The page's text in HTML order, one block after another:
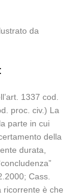
da
1337 cod.
proc. civ.) La
parte in cui
della
durata,
Cass.
ricorrente è che